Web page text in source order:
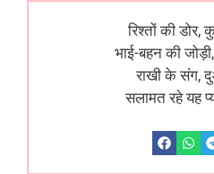
रिश्तों की डोर,
भाई-बहन की
राखी के संग,
सलामत रहे यह